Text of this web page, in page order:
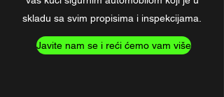
skladu sa svim propisima i inspekcijama.
Javite nam se i reći ćemo vam više